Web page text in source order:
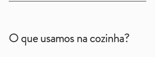
O que usamos na cozinha?